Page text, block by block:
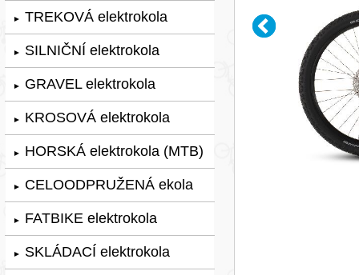
► TREKOVÁ elektrokola
► SILNIČNÍ elektrokola
► GRAVEL elektrokola
► KROSOVÁ elektrokola
► HORSKÁ elektrokola (MTB)
► CELOODPRUŽENÁ ekola
► FATBIKE elektrokola
► SKLÁDACÍ elektrokola